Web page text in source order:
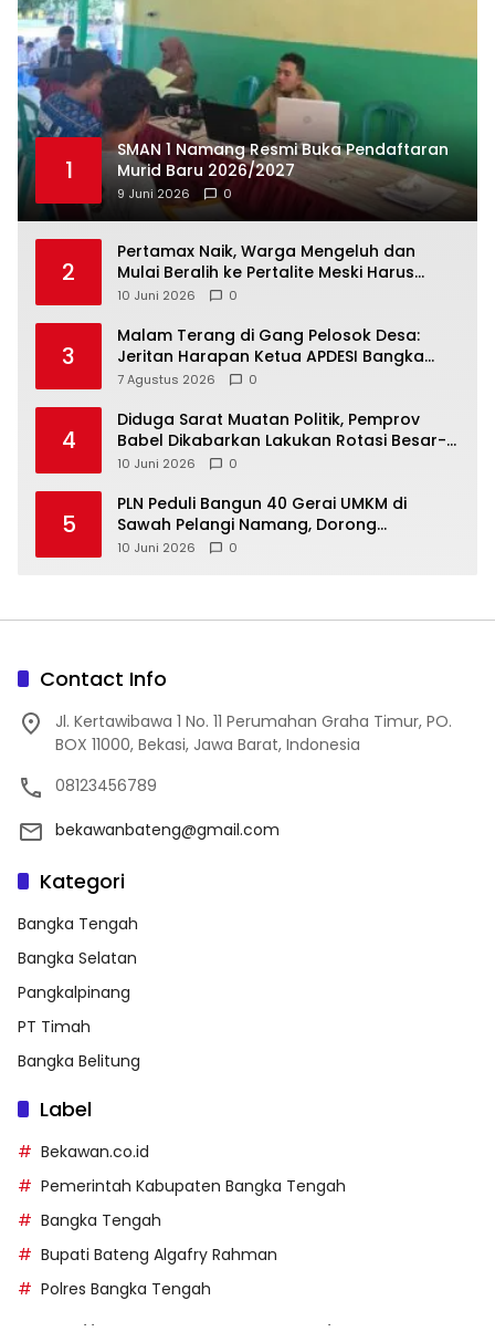
1
SMAN 1 Namang Resmi Buka Pendaftaran
Murid Baru 2026/2027
9 Juni 2026 0
2
‎Pertamax Naik, Warga Mengeluh dan
Mulai Beralih ke Pertalite Meski Harus
10 Juni 2026 0
3
Malam Terang di Gang Pelosok Desa:
Jeritan Harapan Ketua APDESI Bangka
Tengah untuk PLN Babel
7 Agustus 2026 0
4
‎Diduga Sarat Muatan Politik, Pemprov
Babel Dikabarkan Lakukan Rotasi Besar-
10 Juni 2026 0
5
‎PLN Peduli Bangun 40 Gerai UMKM di
Sawah Pelangi Namang, Dorong
10 Juni 2026 0
Contact Info
Jl. Kertawibawa 1 No. 11 Perumahan Graha Timur, PO.
BOX 11000, Bekasi, Jawa Barat, Indonesia
08123456789
bekawanbateng@gmail.com
Kategori
Bangka Tengah
Bangka Selatan
Pangkalpinang
PT Timah
Bangka Belitung
Label
Bekawan.co.id
Pemerintah Kabupaten Bangka Tengah
Bangka Tengah
Bupati Bateng Algafry Rahman
Polres Bangka Tengah